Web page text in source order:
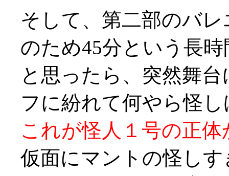
そして、第二部のバ
のため45分という長
と思ったら、突然舞
フに紛れて何やら怪
これが怪人１号の正体
仮面にマントの怪し